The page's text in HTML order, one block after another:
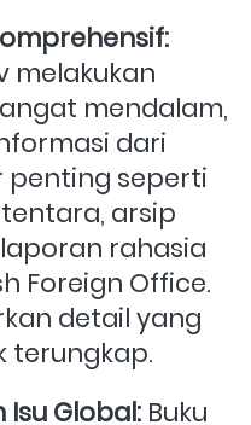
melakukan
mendalam,
dari
penting seperti
arsip
rahasia
Foreign Office.
detail yang
terungkap.
Isu Global: Buku